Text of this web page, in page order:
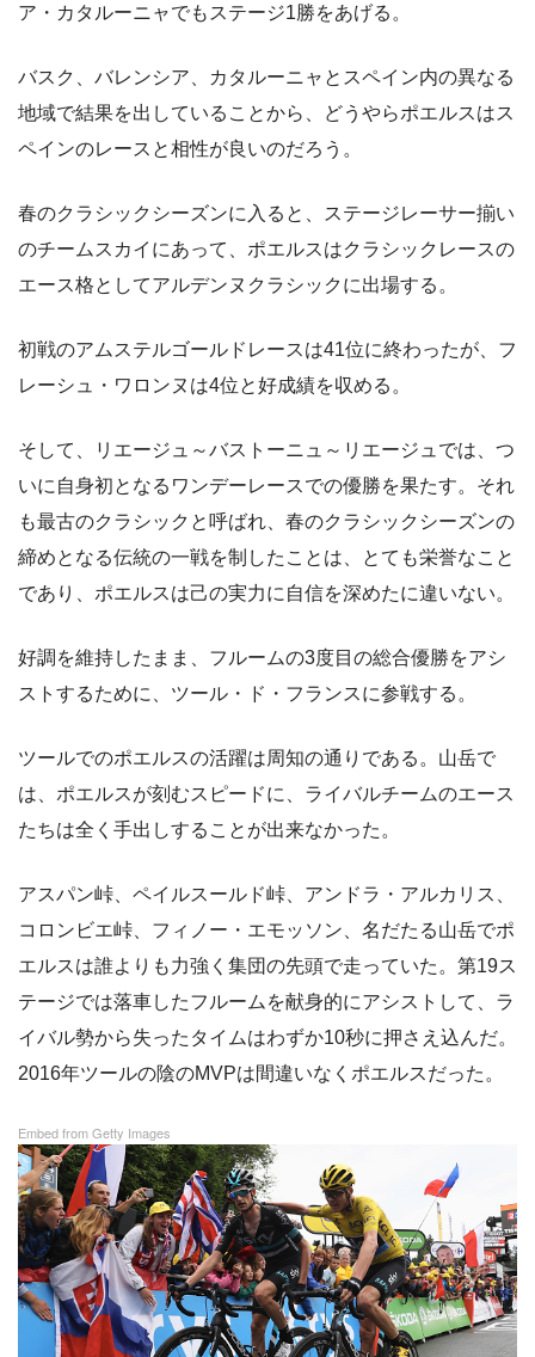
ア・カタルーニャでもステージ1勝をあげる。
バスク、バレンシア、カタルーニャとスペイン内の異なる
地域で結果を出していることから、どうやらポエルスはス
ペインのレースと相性が良いのだろう。
春のクラシックシーズンに入ると、ステージレーサー揃い
のチームスカイにあって、ポエルスはクラシックレースの
エース格としてアルデンヌクラシックに出場する。
初戦のアムステルゴールドレースは41位に終わったが、フ
レーシュ・ワロンヌは4位と好成績を収める。
そして、リエージュ～バストーニュ～リエージュでは、つ
いに自身初となるワンデーレースでの優勝を果たす。それ
も最古のクラシックと呼ばれ、春のクラシックシーズンの
締めとなる伝統の一戦を制したことは、とても栄誉なこと
であり、ポエルスは己の実力に自信を深めたに違いない。
好調を維持したまま、フルームの3度目の総合優勝をアシ
ストするために、ツール・ド・フランスに参戦する。
ツールでのポエルスの活躍は周知の通りである。山岳で
は、ポエルスが刻むスピードに、ライバルチームのエース
たちは全く手出しすることが出来なかった。
アスパン峠、ペイルスールド峠、アンドラ・アルカリス、
コロンビエ峠、フィノー・エモッソン、名だたる山岳でポ
エルスは誰よりも力強く集団の先頭で走っていた。第19ス
テージでは落車したフルームを献身的にアシストして、ラ
イバル勢から失ったタイムはわずか10秒に押さえ込んだ。
2016年ツールの陰のMVPは間違いなくポエルスだった。
Embed from Getty Images